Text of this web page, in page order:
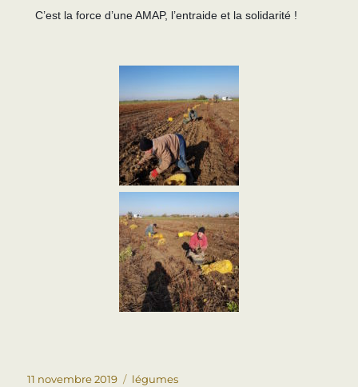
C’est la force d’une AMAP, l’entraide et la solidarité !
11 novembre 2019 légumes